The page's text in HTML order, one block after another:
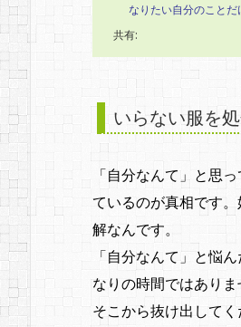
なりたい自分のことだ
共有:
いらない服を
「自分なんて」と思
ているのが真相です
解なんです。
「自分なんて」と悩
なりの時間ではあり
そこから抜け出して